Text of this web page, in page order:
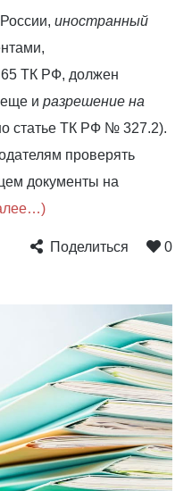
России,иностранный
65 ТК РФ, должен
еще иразрешение на
статье ТК РФ № 327.2).
проверять
документы на
Поделиться 0